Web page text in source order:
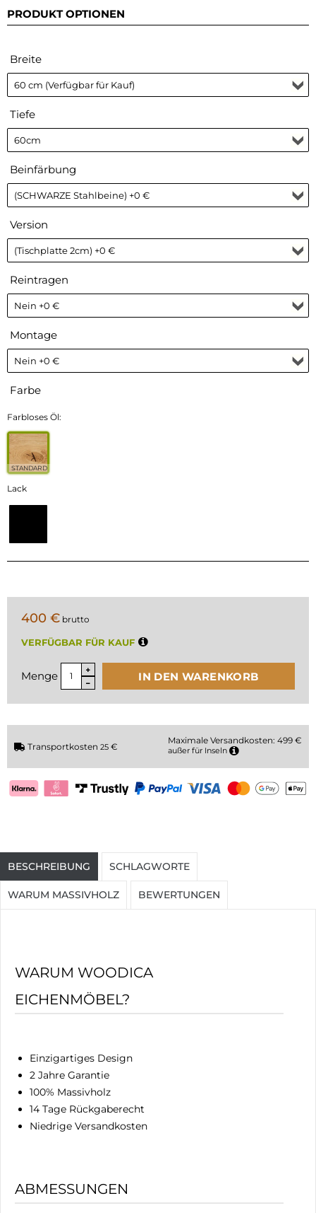
PRODUKT OPTIONEN
Breite
Tiefe
Beinfärbung
Version
Reintragen
Montage
Farbe
Farbloses Öl:
STANDARD
Lack
400 € brutto
VERFÜGBAR FÜR KAUF
Menge IN DEN WARENKORB
Transportkosten 25 €
Maximale Versandkosten: 499 €
außer für Inseln
BESCHREIBUNG SCHLAGWORTE
WARUM MASSIVHOLZ BEWERTUNGEN
WARUM WOODICA
EICHENMÖBEL?
Einzigartiges Design
2 Jahre Garantie
100% Massivholz
14 Tage Rückgaberecht
Niedrige Versandkosten
ABMESSUNGEN